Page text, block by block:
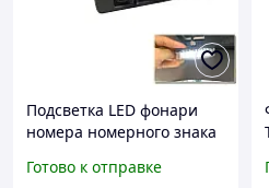
Подсветка LED фонари
номера номерного знака
Camry 40
Готово к отправке